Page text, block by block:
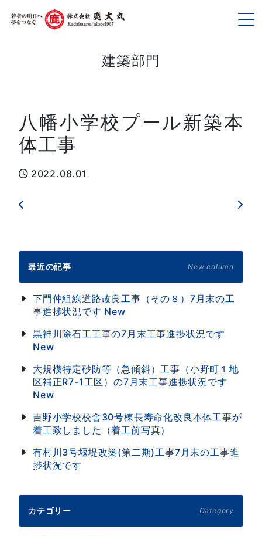
建築部門
八幡小学校プール新築本
体工事
2022.08.01
最近の記事 New column
下門仲組線道路改良工事（その８）7月末の工
事進捗状況です New
黒神川除石工工事の7月末工事進捗状況です
New
大規模特定砂防等（急傾斜）工事（小野町１地
区補正R7-1工区）の7月末工事進捗状況です
New
吉野小学校校舎30号棟長寿命化改良本体工事が
着工致しました（着工前写真）
有村川3号堰堤改築(第二期)工事7月末の工事進
捗状況です
カテゴリー Category